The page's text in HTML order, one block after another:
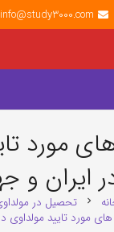
info@study3000.com
مورد
ایران و
chevron_right تحصیل در
مورد تایید مولداوی